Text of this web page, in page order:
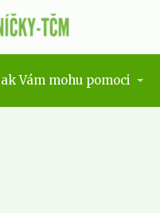
Vám mohu pomoci